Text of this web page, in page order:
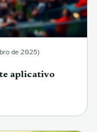
de 2025)
aplicativo